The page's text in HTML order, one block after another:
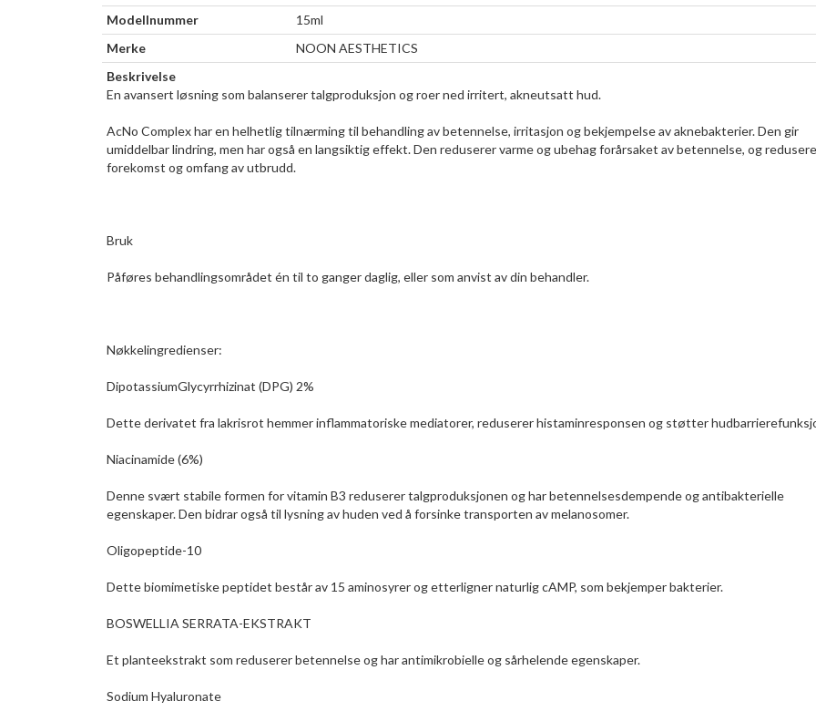
Modellnummer
15ml
Merke
NOON AESTHETICS
Beskrivelse
En avansert løsning som balanserer talgproduksjon og roer ned irritert, akneutsatt hud.
AcNo Complex har en helhetlig tilnærming til behandling av betennelse, irritasjon og bekjempelse av aknebakterier. Den gir
umiddelbar lindring, men har også en langsiktig effekt. Den reduserer varme og ubehag forårsaket av betennelse, og
forekomst og omfang av utbrudd.
Bruk
Påføres behandlingsområdet én til to ganger daglig, eller som anvist av din behandler.
Nøkkelingredienser:
DipotassiumGlycyrrhizinat (DPG) 2%
Dette derivatet fra lakrisrot hemmer inflammatoriske mediatorer, reduserer histaminresponsen og støtter
Niacinamide (6%)
Denne svært stabile formen for vitamin B3 reduserer talgproduksjonen og har betennelsesdempende og antibakterielle
egenskaper. Den bidrar også til lysning av huden ved å forsinke transporten av melanosomer.
Oligopeptide-10
Dette biomimetiske peptidet består av 15 aminosyrer og etterligner naturlig cAMP, som bekjemper bakterier.
BOSWELLIA SERRATA-EKSTRAKT
Et planteekstrakt som reduserer betennelse og har antimikrobielle og sårhelende egenskaper.
Sodium Hyaluronate